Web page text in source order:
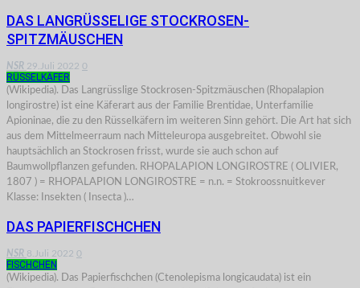
DAS LANGRÜSSELIGE STOCKROSEN-
SPITZMÄUSCHEN
NSR 29.Juli 2022 0
RÜSSELKÄFER
(Wikipedia). Das Langrüsslige Stockrosen-Spitzmäuschen (Rhopalapion
longirostre) ist eine Käferart aus der Familie Brentidae, Unterfamilie
Apioninae, die zu den Rüsselkäfern im weiteren Sinn gehört. Die Art hat sich
aus dem Mittelmeerraum nach Mitteleuropa ausgebreitet. Obwohl sie
hauptsächlich an Stockrosen frisst, wurde sie auch schon auf
Baumwollpflanzen gefunden. RHOPALAPION LONGIROSTRE ( OLIVIER,
1807 ) = RHOPALAPION LONGIROSTRE = n.n. = Stokroossnuitkever
Klasse: Insekten ( Insecta )…
DAS PAPIERFISCHCHEN
NSR 8.Juli 2022 0
FISCHCHEN
(Wikipedia). Das Papierfischchen (Ctenolepisma longicaudata) ist ein